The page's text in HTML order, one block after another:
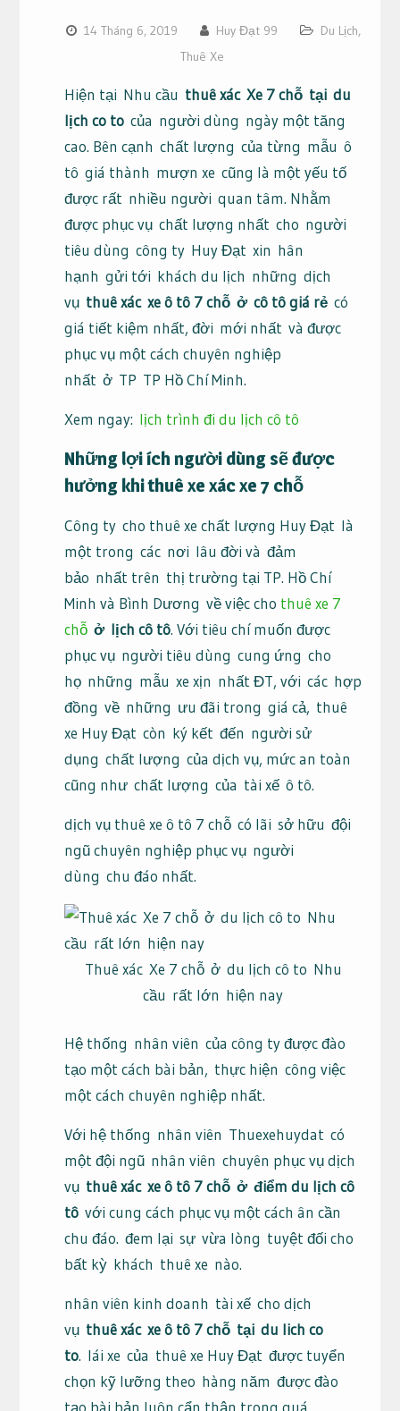
14 Tháng 6, 2019 Huy Đạt 99 Du Lịch,
Thuê Xe
Hiện tại Nhu cầu thuê xác Xe 7 chỗ tại du
lịch co tocủa người dùng ngày một tăng
cao. Bên cạnh chất lượng của từng mẫu ô
tô giá thành mượn xe cũng là một yếu tố
được rất nhiều người quan tâm. Nhằm
được phục vụ chất lượng nhất cho người
tiêu dùng công ty Huy Đạt xin hân
hạnh gửi tới khách du lịch những dịch
vụ thuê xác xe ô tô 7 chỗ ở cô tô giá rẻ có
giá tiết kiệm nhất, đời mới nhất và được
phục vụ một cách chuyên nghiệp
nhất ở TP TP Hồ Chí Minh.
Xem ngay: lịch trình đi du lịch cô tô
Nhữnglợi ích người dùngsẽ được
hưởng khithuê xe xácxe 7 chỗ
Công ty cho thuê xe chất lượng Huy Đạt là
một trong các nơi lâu đời và đảm
bảo nhất trên thị trường tại TP. Hồ Chí
Minh và Bình Dương về việc cho thuê xe 7
chỗ ở lịch cô tô. Với tiêu chí muốn được
phục vụ người tiêu dùng cung ứng cho
họ những mẫu xe xịn nhất ĐT, với các hợp
đồng về những ưu đãi trong giá cả, thuê
xe Huy Đạt còn ký kết đến người sử
dụng chất lượng của dịch vụ, mức an toàn
cũng như chất lượng của tài xế ô tô.
dịch vụ thuê xe ô tô 7 chỗcó lãi sở hữu đội
ngũ chuyên nghiệp phục vụ người
dùng chu đáo nhất.
Thuê xác Xe 7 chỗ ở du lịch cô to Nhu
cầu rất lớn hiện nay
Hệ thống nhân viên của công ty được đào
tạo một cách bài bản, thực hiện công việc
một cách chuyên nghiệp nhất.
Với hệ thống nhân viên Thuexehuydat có
một đội ngũ nhân viên chuyên phục vụ dịch
vụ thuê xác xe ô tô 7 chỗ ở điểm du lịch cô
tô với cung cách phục vụ một cách ân cần
chu đáo. đem lại sự vừa lòng tuyệt đối cho
bất kỳ khách thuê xe nào.
nhân viên kinh doanh tài xếcho dịch
vụ thuê xác xe ô tô 7 chỗ tại du lich co
to. lái xe của thuê xe Huy Đạt được tuyển
chọn kỹ lưỡng theo hàng năm được đào
tạo bài bản luôn cẩn thận trong quá